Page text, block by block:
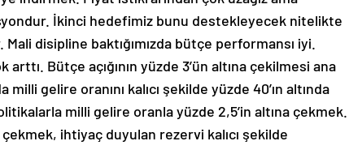
İkinci hedefimiz bunu destekleyecek nitelikte
disipline baktığımızda bütçe performansı iyi.
Bütçe açığının yüzde 3’ün altına çekilmesi ana
gelire oranını kalıcı şekilde yüzde 40’ın altında
milli gelire oranla yüzde 2,5’in altına çekmek.
ihtiyaç duyulan rezervi kalıcı şekilde